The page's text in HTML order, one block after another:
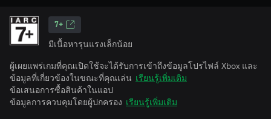
7+
มีเนื้อหารุนแรงเล็กน้อย
ผู้เผยแพร่เกมที่คุณเปิดใช้จะได้รับการเข้าถึงข้อมูลโปรไฟล์ Xbox และ
ข้อมูลที่เกี่ยวข้องในขณะที่คุณเล่น เรียนรู้เพิ่มเติม
ข้อเสนอการซื้อสินค้าในแอป
ข้อมูลการควบคุมโดยผู้ปกครอง เรียนรู้เพิ่มเติม